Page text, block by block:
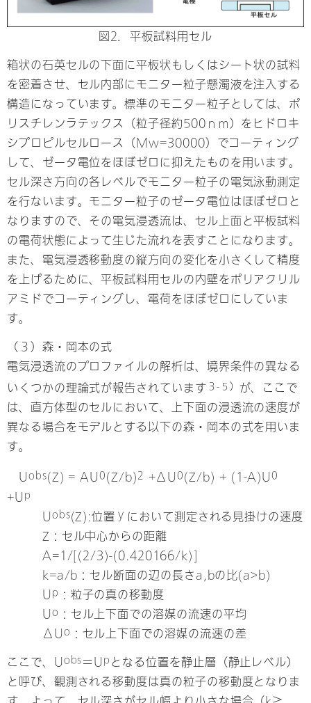
図2．平板試料用セル
箱状の石英セルの下面に平板状もしくはシート状の試料
を密着させ、セル内部にモニター粒子懸濁液を注入する
構造になっています。標準のモニター粒子としては、ポ
リスチレンラテックス（粒子径約500ｎｍ）をヒドロキ
シプロピルセルロース（Mw=30000）でコーティング
して、ゼータ電位をほぼゼロに抑えたものを用います。
セル深さ方向の各レベルでモニター粒子の電気泳動測定
を行ないます。モニター粒子のゼータ電位はほぼゼロと
なりますので、その電気浸透流は、セル上面と平板試料
の電荷状態によって生じた流れを表すことになります。
また、電気浸透移動度の縦方向の変化を小さくして精度
を上げるために、平板試料用セルの内壁をポリアクリル
アミドでコーティングし、電荷をほぼゼロにしていま
す。
（３）森・岡本の式
電気浸透流のプロファイルの解析は、境界条件の異なる
いくつかの理論式が報告されています ３-５） が、ここで
は、直方体型のセルにおいて、上下面の浸透流の速度が
異なる場合をモデルとする以下の森・岡本の式を用いま
す。
Uobs(Z) = AU0(Z/b)2 +ΔU0(Z/b) + (1-A)U0
+U p
Uobs(Z):位置ｙにおいて測定される見掛けの速度
Z：セル中心からの距離
A=1/[(2/3)-(0.420166/k)]
k=a/b：セル断面の辺の長さa,bの比(a>b)
U p ：粒子の真の移動度
Uo ：セル上下面での溶媒の流速の平均
ΔUo ：セル上下面での溶媒の流速の差
ここで、Uobs＝U p となる位置を静止層（静止レベル）
と呼び、観測される移動度は真の粒子の移動度となりま